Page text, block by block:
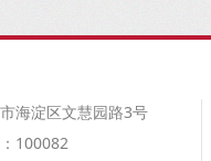
海淀区文慧园路3号
100082